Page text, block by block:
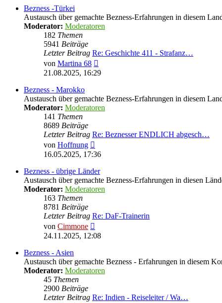
Bezness -Türkei
Austausch über gemachte Bezness-Erfahrungen in diesem
Moderator: Moderatoren
182 Themen
5941 Beiträge
Letzter Beitrag Re: Geschichte 411 - Strafanz…
von Martina 68
Beitrag
21.08.2025, 16:29
Bezness - Marokko
Austausch über gemachte Bezness-Erfahrungen in diesem
Moderator: Moderatoren
141 Themen
8689 Beiträge
Letzter Beitrag Re: Beznesser ENDLICH abgesch…
von Hoffnung
Beitrag
16.05.2025, 17:36
Bezness - übrige Länder
Austausch über gemachte Bezness-Erfahrungen in diesen
Moderator: Moderatoren
163 Themen
8781 Beiträge
Letzter Beitrag Re: DaF-Trainerin
von Cimmone
Beitrag
24.11.2025, 12:08
Bezness - Asien
Austausch über gemachte Bezness - Erfahrungen in diesem
Moderator: Moderatoren
45 Themen
2900 Beiträge
Letzter Beitrag Re: Indien - Reiseleiter / Wa…